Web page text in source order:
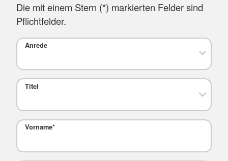
Die mit einem Stern (*) markierten Felder sind
Pflichtfelder.
Anrede
Titel
Vorname*